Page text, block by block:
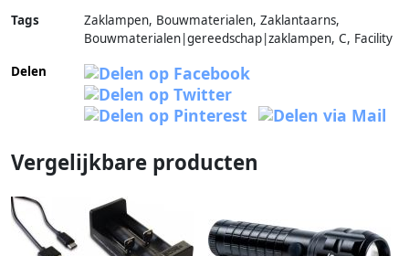
Tags
Zaklampen, Bouwmaterialen, Zaklantaarns,
Bouwmaterialen|gereedschap|zaklampen, C, Facility
Delen
Vergelijkbare producten